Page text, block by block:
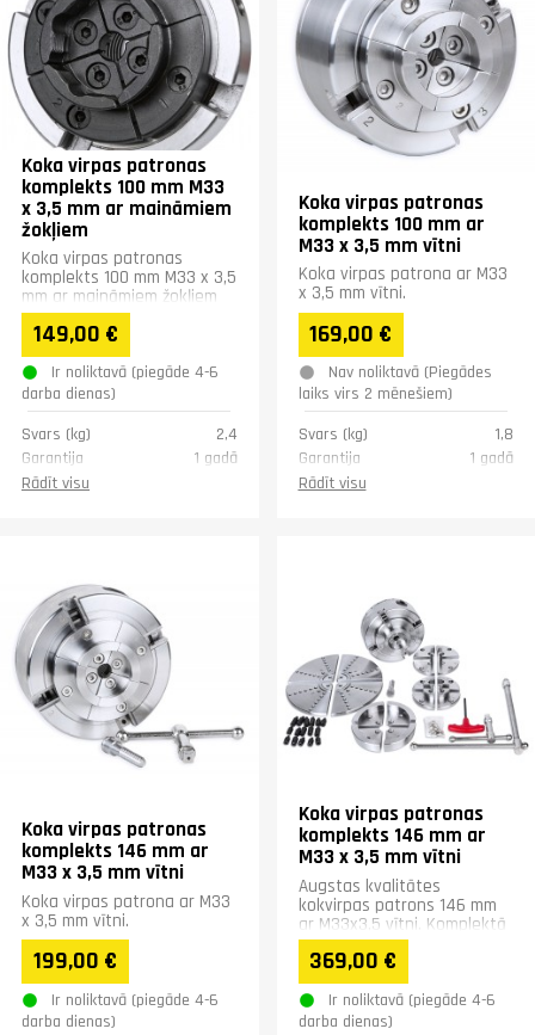
Koka virpas patronas
komplekts 100 mm M33
x 3,5 mm ar maināmiem
žokļiem
Koka virpas patronas
komplekts 100 mm M33 x 3,5
mm ar maināmiem žokļiem
149,00 €
Ir noliktavā (piegāde 4-6
darba dienas)
Svars (kg)
2,4
Garantija
1 gadā
Rādīt visu
Koka virpas patronas
komplekts 100 mm ar
M33 x 3,5 mm vītni
Koka virpas patrona ar M33
x 3,5 mm vītni.
169,00 €
Nav noliktavā (Piegādes
laiks virs 2 mēnešiem)
Svars (kg)
1,8
Garantija
1 gadā
Rādīt visu
Koka virpas patronas
komplekts 146 mm ar
M33 x 3,5 mm vītni
Koka virpas patrona ar M33
x 3,5 mm vītni.
199,00 €
Ir noliktavā (piegāde 4-6
darba dienas)
Koka virpas patronas
komplekts 146 mm ar
M33 x 3,5 mm vītni
Augstas kvalitātes
kokvirpas patrons 146 mm
ar M33x3,5 vītni. Komplektā
5 maināmi žokļi, 16
stiprinājuma tapas un
centrālā...
369,00 €
Ir noliktavā (piegāde 4-6
darba dienas)